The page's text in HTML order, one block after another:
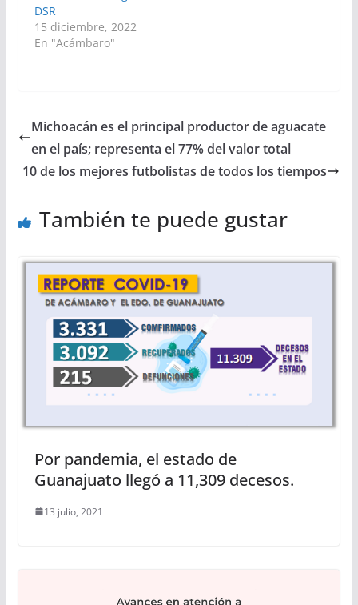
DSR
15 diciembre, 2022
En "Acámbaro"
Michoacán es el principal productor de aguacate
en el país; representa el 77% del valor total
10 de los mejores futbolistas de todos los tiempos
También te puede gustar
Por pandemia, el estado de
Guanajuato llegó a 11,309 decesos.
13 julio, 2021